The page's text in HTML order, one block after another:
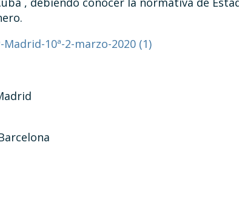
10ª-2-marzo-2020 (1)